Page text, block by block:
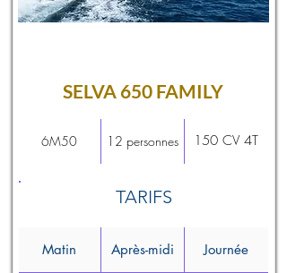
SELVA 650 FAMILY
6M50 12 personnes 150 CV 4T
TARIFS
Matin Après-midi Journée